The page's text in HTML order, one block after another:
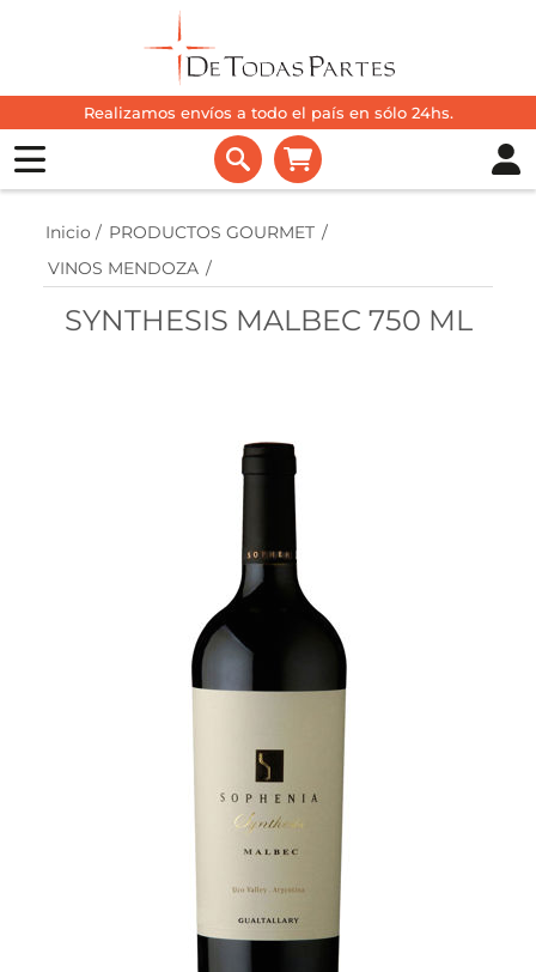
Realizamos envíos a todo el país en sólo 24hs.
Inicio / PRODUCTOS GOURMET /
VINOS MENDOZA /
SYNTHESIS MALBEC 750 ML